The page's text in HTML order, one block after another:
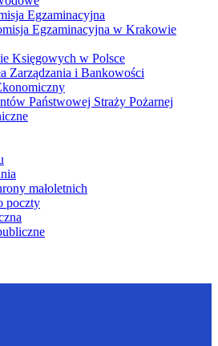
Egzaminacyjna
Egzaminacyjna w Krakowie
Księgowych w Polsce
Zarządzania i Bankowości
Państwowej Straży Pożarnej
małoletnich
poczty